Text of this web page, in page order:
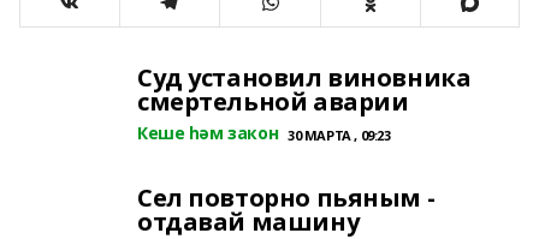
Суд установил виновника
смертельной аварии
Кеше һәм закон 30 МАРТА , 09:23
Сел повторно пьяным -
отдавай машину